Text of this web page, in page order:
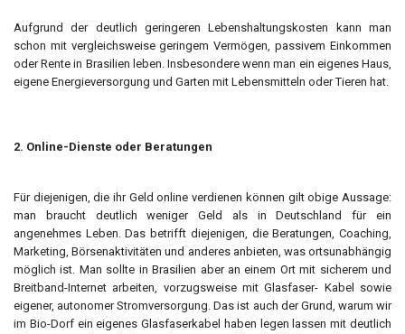
Aufgrund der deutlich geringeren Lebenshaltungskosten kann man
schon mit vergleichsweise geringem Vermögen, passivem Einkommen
oder Rente in Brasilien leben. Insbesondere wenn man ein eigenes Haus,
eigene Energieversorgung und Garten mit Lebensmitteln oder Tieren hat.
2. Online-Dienste oder Beratungen
Für diejenigen, die ihr Geld online verdienen können gilt obige Aussage:
man braucht deutlich weniger Geld als in Deutschland für ein
angenehmes Leben. Das betrifft diejenigen, die Beratungen, Coaching,
Marketing, Börsenaktivitäten und anderes anbieten, was ortsunabhängig
möglich ist. Man sollte in Brasilien aber an einem Ort mit sicherem und
Breitband-Internet arbeiten, vorzugsweise mit Glasfaser- Kabel sowie
eigener, autonomer Stromversorgung. Das ist auch der Grund, warum wir
im Bio-Dorf ein eigenes Glasfaserkabel haben legen lassen mit deutlich